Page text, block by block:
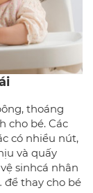
thoáng
cho bé. Các
có nhiều nút,
và quấy
sinhcá nhân
để thay cho bé